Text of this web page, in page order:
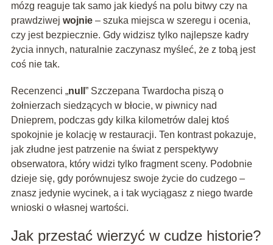
mózg reaguje tak samo jak kiedyś na polu bitwy czy na
prawdziwej wojnie– szuka miejsca w szeregu i ocenia,
czy jest bezpiecznie. Gdy widzisz tylko najlepsze kadry
życia innych, naturalnie zaczynasz myśleć, że z tobą jest
coś nie tak.
Recenzenci „null ” Szczepana Twardocha piszą o
żołnierzach siedzących w błocie, w piwnicy nad
Dnieprem, podczas gdy kilka kilometrów dalej ktoś
spokojnie je kolację w restauracji. Ten kontrast pokazuje,
jak złudne jest patrzenie na świat z perspektywy
obserwatora, który widzi tylko fragment sceny. Podobnie
dzieje się, gdy porównujesz swoje życie do cudzego –
znasz jedynie wycinek, a i tak wyciągasz z niego twarde
wnioski o własnej wartości.
Jak przestać wierzyć w cudze historie?